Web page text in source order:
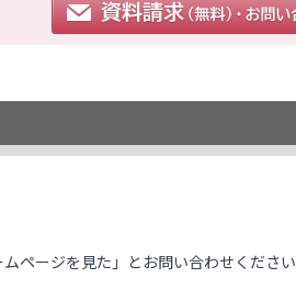
ムページを見た」とお問い合わせください